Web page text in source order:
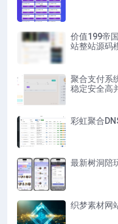
价值199帝
站整站源码
聚合支付系
稳定安全高
彩虹聚合
最新树洞陪
织梦素材网